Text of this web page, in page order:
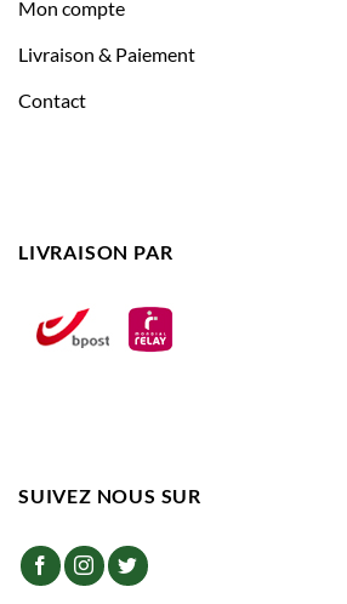
Mon compte
Livraison & Paiement
Contact
LIVRAISON PAR
SUIVEZ NOUS SUR